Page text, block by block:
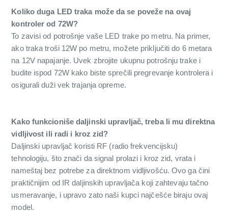
Koliko duga LED traka može da se poveže na ovaj
kontroler od 72W?
To zavisi od potrošnje vaše LED trake po metru. Na primer,
ako traka troši 12W po metru, možete priključiti do 6 metara
na 12V napajanje. Uvek zbrojite ukupnu potrošnju trake i
budite ispod 72W kako biste sprečili pregrevanje kontrolera i
osigurali duži vek trajanja opreme.
Kako funkcioniše daljinski upravljač, treba li mu direktna
vidljivost ili radi i kroz zid?
Daljinski upravljač koristi RF (radio frekvencijsku)
tehnologiju, što znači da signal prolazi i kroz zid, vrata i
nameštaj bez potrebe za direktnom vidljivošću. Ovo ga čini
praktičnijim od IR daljinskih upravljača koji zahtevaju tačno
usmeravanje, i upravo zato naši kupci najčešće biraju ovaj
model.